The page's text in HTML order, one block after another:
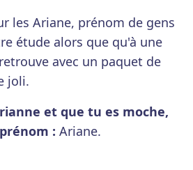
les Ariane, prénom de gens
étude alors que qu'à une
avec un paquet de
joli.
et que tu es moche,
: Ariane.